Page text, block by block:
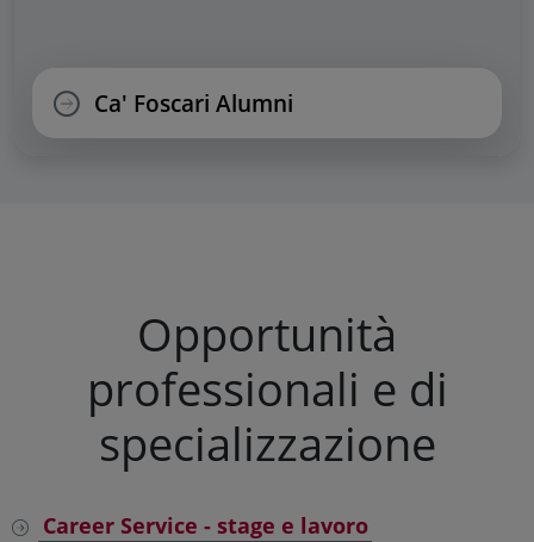
Ca' Foscari Alumni
Opportunità
professionali e di
specializzazione
Career Service - stage e lavoro